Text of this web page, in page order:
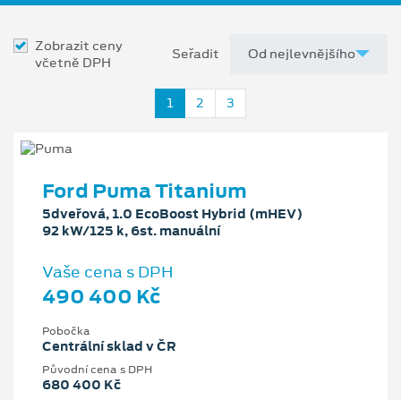
Zobrazit ceny
včetně DPH
Seřadit
1 2 3
Ford Puma Titanium
5dveřová, 1.0 EcoBoost Hybrid (mHEV)
92 kW/125 k, 6st. manuální
Vaše cena s DPH
490 400 Kč
Pobočka
Centrální sklad v ČR
Původní cena s DPH
680 400 Kč